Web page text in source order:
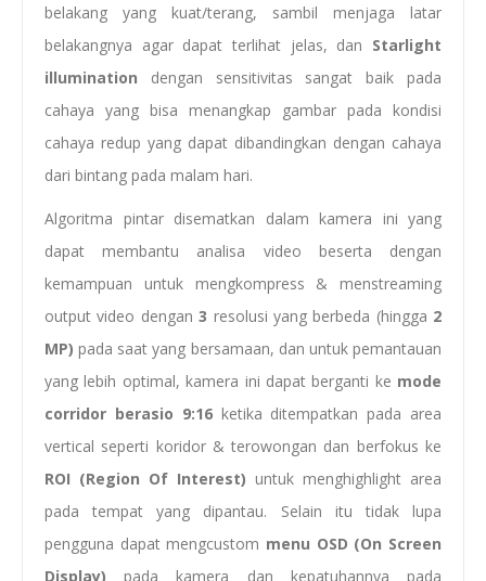
belakang yang kuat/terang, sambil menjaga latar
belakangnya agar dapat terlihat jelas, dan Starlight
illumination dengan sensitivitas sangat baik pada
cahaya yang bisa menangkap gambar pada kondisi
cahaya redup yang dapat dibandingkan dengan cahaya
dari bintang pada malam hari.
Algoritma pintar disematkan dalam kamera ini yang
dapat membantu analisa video beserta dengan
kemampuan untuk mengkompress & menstreaming
output video dengan3 resolusi yang berbeda (hingga 2
MP) pada saat yang bersamaan, dan untuk pemantauan
yang lebih optimal, kamera ini dapat berganti ke mode
corridor berasio 9:16 ketika ditempatkan pada area
vertical seperti koridor & terowongan dan berfokus ke
ROI (Region Of Interest) untuk menghighlight area
pada tempat yang dipantau. Selain itu tidak lupa
pengguna dapat mengcustom menu OSD (On Screen
Display) pada kamera dan kepatuhannya pada